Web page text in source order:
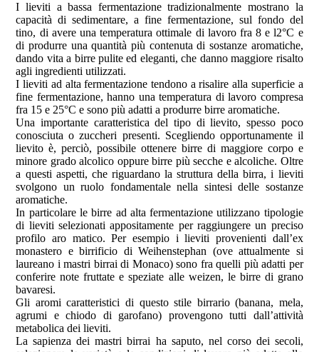
I lieviti a bassa fermentazione tradizionalmente mostrano la
capacità di sedimentare, a fine fermentazione, sul fondo del
tino, di avere una temperatura ottimale di lavoro fra 8 e l2°C e
di produrre una quantità più contenuta di sostanze aromatiche,
dando vita a birre pulite ed eleganti, che danno maggiore risalto
agli ingredienti utilizzati.
I lieviti ad alta fermentazione tendono a risalire alla superficie a
fine fermentazione, hanno una temperatura di lavoro compresa
fra 15 e 25°C e sono più adatti a produrre birre aromatiche.
Una importante caratteristica del tipo di lievito, spesso poco
conosciuta o zuccheri presenti. Scegliendo opportunamente il
lievito è, perciò, possibile ottenere birre di maggiore corpo e
minore grado alcolico oppure birre più secche e alcoliche. Oltre
a questi aspetti, che riguardano la struttura della birra, i lieviti
svolgono un ruolo fondamentale nella sintesi delle sostanze
aromatiche.
In particolare le birre ad alta fermentazione utilizzano tipologie
di lieviti selezionati appositamente per raggiungere un preciso
profilo aro­ matico. Per esempio i lieviti provenienti dall’ex
monastero e birrificio di Weihenstephan (ove attualmente si
laureano i mastri birrai di Monaco) sono fra quelli più adatti per
conferire note fruttate e speziate alle weizen, le birre di grano
bavaresi.
Gli aromi caratteristici di questo stile birrario (banana, mela,
agrumi e chiodo di garofano) provengono tutti dall’attività
metabolica dei lieviti.
La sapienza dei mastri birrai ha saputo, nel corso dei secoli,